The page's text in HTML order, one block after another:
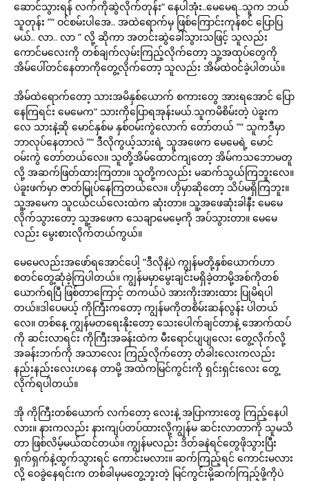
ဆောင်သွားရန် လက်ကိုဆွဲလိုက်တုန်း“ နေပါအုံး..မေမေရ..သူက ဘယ်
သူတုန်း ”“ ဝင်စမ်းပါအေ.. အထဲရောက်မှ ဖြစ်ကြောင်းကုန်စင် ပြောပြ
မယ်.. လာ.. လာ ” လို့ ဆိုကာ အတင်းဆွဲခေါ်သွားသဖြင့် သူလည်း
ကောင်မလေးကို တစ်ချက်လှမ်းကြည့်လိုက်တော့ သူ့အထုပ်တွေကို
အိမ်ပေါ်တင်နေတာကိုတွေ့လိုက်တော့ သူလည်း အိမ်ထဲဝင်ခဲ့ပါတယ်။
အိမ်ထဲရောက်တော့ သားအမိနှစ်ယောက် စကားတွေ အားရအောင် ပြော
နေကြရင်း မေမေက“ သားကိုပြောရအုန်းမယ်.သူကမိစိမ်းတဲ့ ပဲခူးက
လေ သားနဲ့ဆို မောင်နှစ်မ နှစ်ဝမ်းကွဲလောက် တော်တယ် ”“ သူကဒီမှာ
ဘာလုပ်နေတာလဲ ”“ ဒီလိုကွယ့်သားရဲ့ သူအဖေက မေမေရဲ့ မောင်
ဝမ်းကွဲ တော်တယ်လေ။ သူတို့အိမ်ထောင်ကျတော့ အိမ်ကသဘောမတူ
လို့ အဆက်ဖြတ်ထားကြတာ။ သူတို့ကလည်း မဆက်သွယ်ကြဘူးလေ။
ပဲခူးဖက်မှာ ဇာတ်မြုပ်နေကြတယ်လေ။ ဟိုမှာဆိုတော့ သိပ်မရှိကြဘူး။
သူ့အမေက သူငယ်ငယ်လေးထဲက ဆုံးတာ။ သူ့အဖေဆုံးခါနီး မေမေ
လိုက်သွားတော့ သူ့အဖေက သေချာမေမေ့ကို အပ်သွားတာ။ မေမေ
လည်း မွေးစားလိုက်တယ်ကွယ်။
မေမေလည်းအဖော်ရအောင်ပေါ့ ”ဒီလိုနဲ့ပဲ ကျွန်မတို့နှစ်ယောက်ဟာ
စတင်တွေ့ဆုံခဲ့ကြပါတယ်။ ကျွန်မမှာမွေးချင်းမရှိခဲ့တာမို့အစ်ကိုတစ်
ယောက်ရပြီ ဖြစ်တာကြောင့် တကယ်ပဲ အားကိုးအားထား ပြုမိရပါ
တယ်။ဒါပေမယ့် ကိုကြီးကတော့ ကျွန်မကိုတစိမ်းဆန်လွန်း ပါတယ်
လေ။ တစ်နေ့ ကျွန်မတရေးနိုးတော့ သေးပေါက်ချင်တာနဲ့ အောက်ထပ်
ကို ဆင်းလာရင်း ကိုကြီးအခန်းထဲက မီးရောင်ပျပျလေး တွေ့လိုက်လို့
အခန်းဘက်ကို အသာလေး ကြည့်လိုက်တော့ တံခါးလေးကလည်း
နည်းနည်းလေးဟနေ တာမို့ အထဲကမြင်ကွင်းကို ရှင်းရှင်းလေး တွေ့
လိုက်ရပါတယ်။
အို ကိုကြီးတစ်ယောက် လက်တော့ လေးနဲ့ အပြာကားတွေ ကြည့်နေပါ
လား။ နားကလည်း နားကျပ်တပ်ထားလို့ကျွန်မ ဆင်းလာတာကို သူမသိ
တာ ဖြစ်လိမ့်မယ်ထင်တယ်။ ကျွန်မလည်း ဒိတ်ခနဲရင်တွေဖိုသွားပြီး
ရှက်ရှက်နဲ့ထွက်သွားရင် ကောင်းမလား။ ဆက်ကြည့်ရင် ကောင်းမလား
လို့ ဝေခွဲနေရင်းက တစ်ခါမှမတွေ့ဘူးတဲ့ မြင်ကွင်းမို့ဆက်ကြည့်ဖို့ကိုပဲ